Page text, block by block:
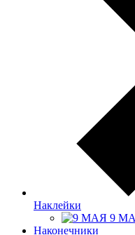
Наклейки
9
Наконечники